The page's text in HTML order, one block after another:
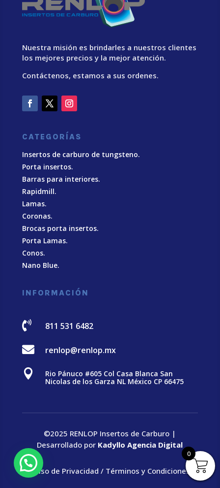
Nuestra misión es brindarles a nuestros clientes
los mejores precios y la mejor atención.
Contáctenos, estamos a sus ordenes.
CATEGORÍAS
Insertos de carburo de tungsteno.
Porta insertos.
Barras para interiores.
Rapidmill.
Lamas.
Coronas.
Brocas porta insertos.
Porta Lamas.
Conos.
Nano Blue.
INFORMACIÓN
 811 531 6482
 renlop@renlop.mx

Rio Pánuco #605 Col Casa Blanca San
Nicolas de los Garza NL México CP 66475
©2025 RENLOP Insertos de Carburo |
Desarrollado por Kadyllo Agencia Digital
Aviso de Privacidad / Términos y Condiciones
0